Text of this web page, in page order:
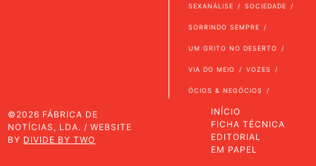
SEXANÁLISE SOCIEDADE
SORRINDO SEMPRE
UM GRITO NO DESERTO
VIA DO MEIO VOZES
ÓCIOS & NEGÓCIOS
©2026 FÁBRICA DE
NOTÍCIAS, LDA. / WEBSITE
BY DIVIDE BY TWO
INÍCIO
FICHA TÉCNICA
EDITORIAL
EM PAPEL